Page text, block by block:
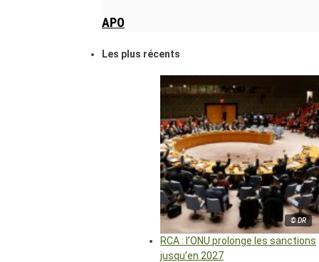
APO
Les plus récents
© DR
RCA : l’ONU prolonge les sanctions
jusqu’en 2027